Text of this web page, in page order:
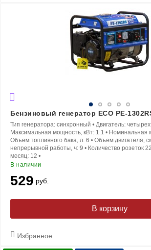
Бензиновый генератор ECO PE-
Тип генератора: синхронный • Двигатель:
Максимальная мощность, кВт: 1.1 • Номинальная
Объем топливного бака, л: 6 • Объем двигателя,
непрерывной работы, ч: 9 • Количество розеток
месяц: 12 •
В наличии
529 руб.
В корзину
Избранное